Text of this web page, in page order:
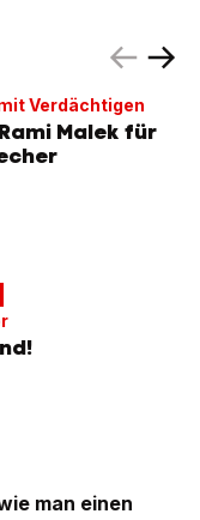
Verdächtigen
Malek für
man einen